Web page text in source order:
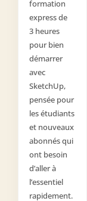
formation
express de
3 heures
pour bien
démarrer
avec
SketchUp,
pensée pour
les étudiants
et nouveaux
abonnés qui
ont besoin
d’aller à
l’essentiel
rapidement.